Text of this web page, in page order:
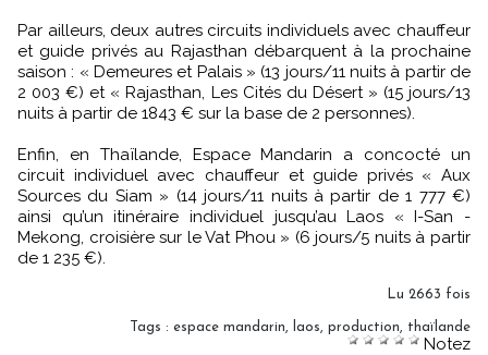
Par ailleurs, deux autres circuits individuels avec chauffeur
et guide privés au Rajasthan débarquent à la prochaine
saison : « Demeures et Palais » (13 jours/11 nuits à partir de
2 003 €) et « Rajasthan, Les Cités du Désert » (15 jours/13
nuits à partir de 1843 € sur la base de 2 personnes).
Enfin, en Thaïlande, Espace Mandarin a concocté un
circuit individuel avec chauffeur et guide privés « Aux
Sources du Siam » (14 jours/11 nuits à partir de 1 777 €)
ainsi qu’un itinéraire individuel jusqu’au Laos « I-San -
Mekong, croisière sur le Vat Phou » (6 jours/5 nuits à partir
de 1 235 €).
Lu 2663 fois
Tags : espace mandarin, laos, production, thaïlande
Notez